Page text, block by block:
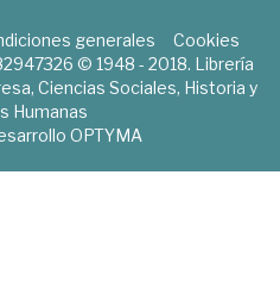
generales
Cookies
© 1948 - 2018. Librería
Ciencias Sociales, Historia y
Humanas
OPTYMA